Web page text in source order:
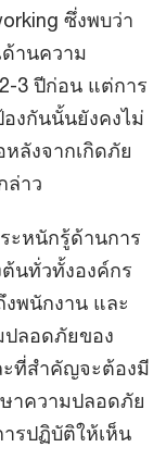
ซึ่งพบว่า
านความ
3 ปีก่อน แต่การ
งกันนั้นยังคงไม่
ลังจากเกิดภัย
ล่าว
ะหนักรู้ด้านการ
นทั่วทั้งองค์กร
พนักงาน และ
ลอดภัยของ
ะที่สำคัญจะต้องมี
าความปลอดภัย
รปฏิบัติให้เห็น